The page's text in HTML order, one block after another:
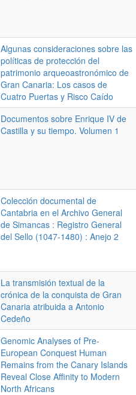
Algunas consideraciones sobre las
políticas de protección del
patrimonio arqueoastronómico de
Gran Canaria: Los casos de
Cuatro Puertas y Risco Caído
Documentos sobre Enrique IV de
Castilla y su tiempo. Volumen 1
Colección documental de
Cantabria en el Archivo General
de Simancas : Registro General
del Sello (1047-1480) : Anejo 2
La transmisión textual de la
crónica de la conquista de Gran
Canaria atribuida a Antonio
Cedeño
Genomic Analyses of Pre-
European Conquest Human
Remains from the Canary Islands
Reveal Close Affinity to Modern
North Africans